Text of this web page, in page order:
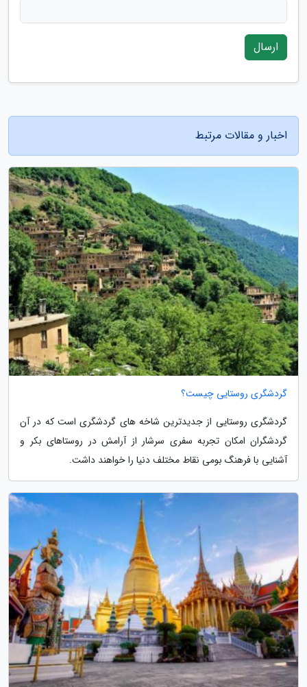
ارسال
اخبار و مقالات مرتبط
گردشگری روستایی چیست؟
گردشگری روستایی از جدیدترین شاخه های گردشگری است که در آن
گردشگران امکان تجربه سفری سرشار از آرامش در روستاهای بکر و
آشنایی با فرهنگ بومی نقاط مختلف دنیا را خواهند داشت.